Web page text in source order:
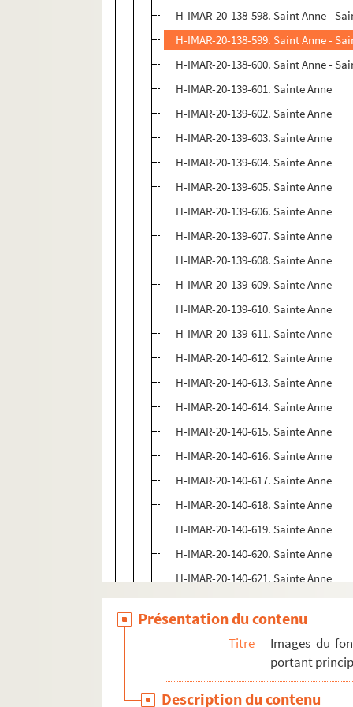
H-IMAR-20-138-598. Saint Anne -
H-IMAR-20-138-599. Saint Anne -
H-IMAR-20-138-600. Saint Anne -
H-IMAR-20-139-601. Sainte Anne
H-IMAR-20-139-602. Sainte Anne
H-IMAR-20-139-603. Sainte Anne
H-IMAR-20-139-604. Sainte Anne
H-IMAR-20-139-605. Sainte Anne
H-IMAR-20-139-606. Sainte Anne
H-IMAR-20-139-607. Sainte Anne
H-IMAR-20-139-608. Sainte Anne
H-IMAR-20-139-609. Sainte Anne
H-IMAR-20-139-610. Sainte Anne
H-IMAR-20-139-611. Sainte Anne
H-IMAR-20-140-612. Sainte Anne
H-IMAR-20-140-613. Sainte Anne
H-IMAR-20-140-614. Sainte Anne
H-IMAR-20-140-615. Sainte Anne
H-IMAR-20-140-616. Sainte Anne
H-IMAR-20-140-617. Sainte Anne
H-IMAR-20-140-618. Sainte Anne
H-IMAR-20-140-619. Sainte Anne
H-IMAR-20-140-620. Sainte Anne
H-IMAR-20-140-621. Sainte Anne
H-IMAR-20-140-622. Sainte Anne
H-IMAR-20-141-623. Sainte Anne
H-IMAR-20-141-624. Sainte Anne
H-IMAR-20-141-626. Sainte Anne
Présentation du contenu
Titre
Images du
portant
Description du contenu